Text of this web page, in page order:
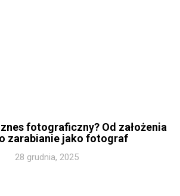
fotograficzny? Od założenia
zarabianie jako fotograf
28 grudnia, 2025